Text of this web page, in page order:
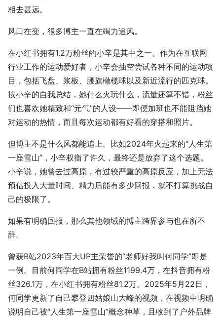
相去甚远。
风口在变，很多博主一直在竭力追风。
在小红书拥有1.2万粉丝的小辛是其中之一。作为在互联网
行业工作的运动爱好者，小辛会抽空尝试各种不同的运动项
目，包括飞盘、浆板、腰旗橄榄球以及新近流行的匹克球。
按小辛的自我总结，她什么火玩什么，流量还算不错，粉丝
们也喜欢她精致和“元气”的人设——即便加班也不能阻挡她
对运动的热情，而且每次运动都有好看的穿搭和照片。
但博主不是什么风都能追上。比如2024年火起来的“人生第
一座雪山”，小辛权衡了许久，最终还是放弃了这个选题。
小辛说，她曾去过高原，有过较严重的高原反应，加上无法
预估投入大量时间、精力后能有多少回报，就不打算挑战自
己的极限了。
如果有明确回报，那么其他领域的博主跨界参与也在所不
辞。
曾获B站2023年百大UP主荣誉的“老师好我叫何同学”即是
一例。目前何同学在B站拥有粉丝1199.4万，在抖音拥有粉
丝326.1万，在小红书拥有粉丝81.2万。2025年5月22日，
何同学更新了自己攀登四姑娘山大峰的视频，在视频中明确
说明自己被“人生第一座雪山”概念种草，且收到了户外品牌